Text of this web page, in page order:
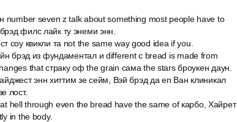
seven z talk about something most people have to
филс лайк ту энеми энн.
соу квикли та not the same way good idea if you.
брэд из фундаментал и different с bread is made from
that страку оф the grain сама the stars броукен даун.
энн хиттим зе сейм, Вэй брэд да en Ван клиникал
лост.
hell through even the bread have the same of карбо, Хайрет
in the body.